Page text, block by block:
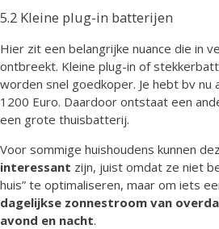
5.2 Kleine plug-in batterijen
Hier zit een belangrijke nuance die in
ontbreekt. Kleine plug-in of
worden snel goedkoper. Je hebt bv nu
1200 Euro. Daardoor ontstaat een
een grote thuisbatterij.
Voor sommige huishoudens kunnen
interessant zijn, juist omdat ze niet
huis” te optimaliseren, maar om iets
dagelijkse zonnestroom van
avond en nacht.